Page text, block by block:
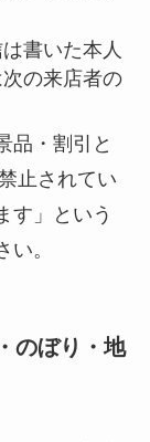
書いた本人
の来店者の
品・割引と
止されてい
す」という
。
のぼり・地